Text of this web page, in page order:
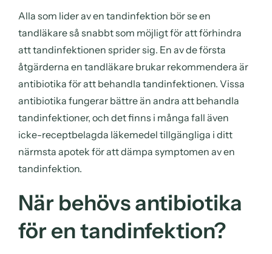
Alla som lider av en tandinfektion bör se en
tandläkare så snabbt som möjligt för att förhindra
att tandinfektionen sprider sig. En av de första
åtgärderna en tandläkare brukar rekommendera är
antibiotika för att behandla tandinfektionen. Vissa
antibiotika fungerar bättre än andra att behandla
tandinfektioner, och det finns i många fall även
icke-receptbelagda läkemedel tillgängliga i ditt
närmsta apotek för att dämpa symptomen av en
tandinfektion.
När behövs antibiotika
för en tandinfektion?